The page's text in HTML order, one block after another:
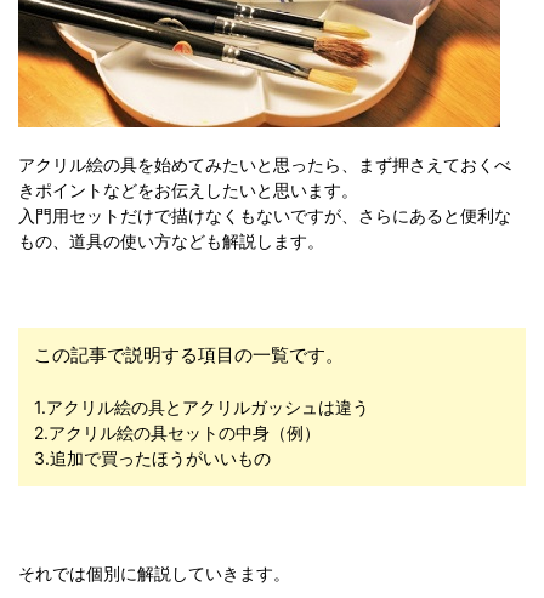
アクリル絵の具を始めてみたいと思ったら、まず押さえておくべ
きポイントなどをお伝えしたいと思います。
入門用セットだけで描けなくもないですが、さらにあると便利な
もの、道具の使い方なども解説します。
この記事で説明する項目の一覧です。
1.アクリル絵の具とアクリルガッシュは違う
2.アクリル絵の具セットの中身（例）
3.追加で買ったほうがいいもの
それでは個別に解説していきます。